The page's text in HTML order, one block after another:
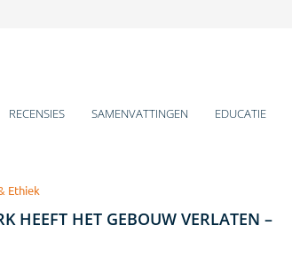
RECENSIES SAMENVATTINGEN EDUCATIE
Ethiek
HEEFT HET GEBOUW VERLATEN –